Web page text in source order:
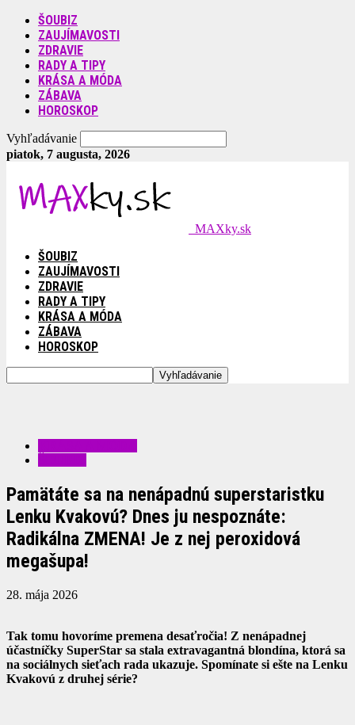
ŠOUBIZ
ZAUJÍMAVOSTI
ZDRAVIE
RADY A TIPY
KRÁSA A MÓDA
ZÁBAVA
HOROSKOP
Vyhľadávanie
piatok, 7 augusta, 2026
MAXky.sk
ŠOUBIZ
ZAUJÍMAVOSTI
ZDRAVIE
RADY A TIPY
KRÁSA A MÓDA
ZÁBAVA
HOROSKOP
Pamätáte sa na nenápadnú superstaristku
Lenku Kvakovú? Dnes ju nespoznáte:
Radikálna ZMENA! Je z nej peroxidová
megašupa!
28. mája 2026
Tak tomu hovoríme premena desaťročia! Z nenápadnej
účastníčky SuperStar sa stala extravagantná blondína, ktorá sa
na sociálnych sieťach rada ukazuje. Spomínate si ešte na Lenku
Kvakovú z druhej série?